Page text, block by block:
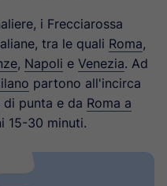
i Frecciarossa
tra le quali Roma,
, Napoli e Venezia. Ad
partono all'incirca
punta e da Roma a
15-30 minuti.